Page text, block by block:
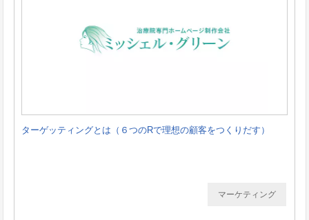
ターゲッティングとは（６つのRで理想の顧客をつくりだす）
マーケティング